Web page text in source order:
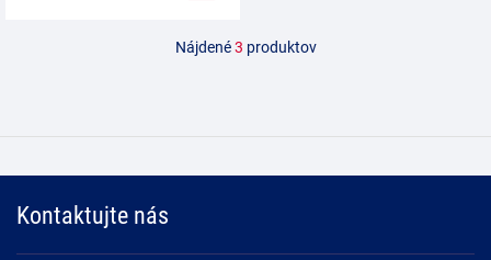
Nájdené3 produktov
Kontaktujte nás